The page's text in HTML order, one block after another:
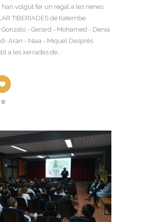
han volgut fer un regal a les nenes
TIBERÍADES de Katembe
- Gerard - Mohamed - Denia
Aran - Naia - Miquel Després
a les xerrades de...
0